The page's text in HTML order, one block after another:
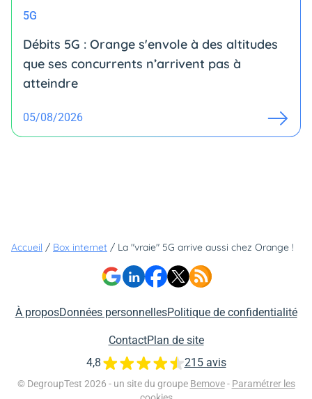
5G
Débits 5G : Orange s'envole à des altitudes
que ses concurrents n’arrivent pas à
atteindre
05/08/2026
Accueil / Box internet / La "vraie" 5G arrive aussi chez Orange !
À proposDonnées personnellesPolitique de confidentialité
ContactPlan de site
© DegroupTest 2026 - un site du groupe Bemove - Paramétrer les
4,8 215 avis